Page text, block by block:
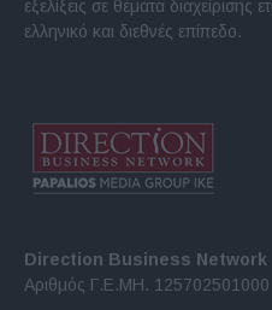
εξελίξεις σε θέματα
ελληνικό και διεθνές επίπεδο.
Direction Business Network
Αριθμός Γ.Ε.ΜΗ. 125702501000